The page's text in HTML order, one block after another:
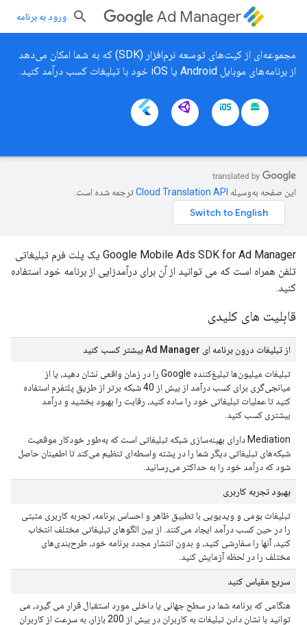
Ad Manager ورود به برنامه
مجموعه‌ای از کیت‌های توسعه نرم‌افزار (SDK) که به شما امکان می‌دهد
از برنامه‌های موبایل Android یا iOS خود با تبلیغات کسب درآمد کنید.
این صفحه به‌وسیله ترجمه شده است.
Google Mobile Ads SDK for Ad Manager یک پلت فرم تبلیغاتی
تلفن همراه است که می توانید از آن برای درآمدزایی از برنامه خود استفاده
کنید.
قابلیت های کلیدی
از تبلیغات درون برنامه ای Ad Manager بیشتر کسب کنید
تبلیغات میلیون‌ها تبلیغ‌کننده Google را در زمان واقعی نشان دهید، یا از
میانجی‌گری برای کسب درآمد از بیش از 40 شبکه برتر از طریق پلتفرم استفاده
کنید تا عملیات تبلیغاتی خود را ساده کنید، رقابت را بهبود بخشید و درآمد
بیشتری کسب کنید.
Mediation دارای بهینه‌سازی شبکه تبلیغاتی است که به‌طور خودکار موقعیت
شبکه‌های تبلیغاتی دیگر شما را در پشته واسطه‌ای تنظیم می‌کند تا اطمینان حاصل
شود که درآمد خود را به حداکثر می‌رسانید.
بهبود تجربه کاربری
تبلیغات بومی و ویدیویی با تطبیق ظاهر و احساس برنامه، تجربه کاربری مثبتی
را در حین کسب درآمد ایجاد می‌کنند. از بین الگوهای تبلیغاتی مختلف انتخاب
کنید، آنها را سفارشی کنید، و بدون انتشار مجدد برنامه خود، طرح‌بندی‌های
مختلف را در لحظه آزمایش کنید.
سریع مقیاس کنید
هنگامی که برنامه شما در سطح جهانی یا داخلی مورد استقبال قرار می گیرد، می
توانید با نشان دادن تبلیغات به کاربران در بیش از 200 بازار، به سرعت از کاربران